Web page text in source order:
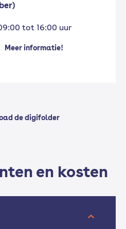
tot 16:00 uur
Meer informatie!
de digifolder
en kosten